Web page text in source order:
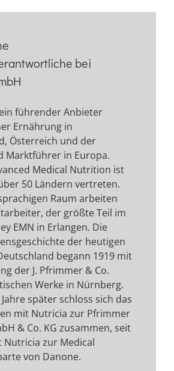
bei
führender Anbieter
Ernährung in
Österreich und der
Marktführer in Europa.
Medical Nutrition ist
50 Ländern vertreten.
Raum arbeiten
der größte Teil im
EMN in Erlangen. Die
der heutigen
begann 1919 mit
der J. Pfrimmer & Co.
Werke in Nürnberg.
später schloss sich das
mit Nutricia zur Pfrimmer
& Co. KG zusammen, seit
Nutricia zur Medical
von Danone.